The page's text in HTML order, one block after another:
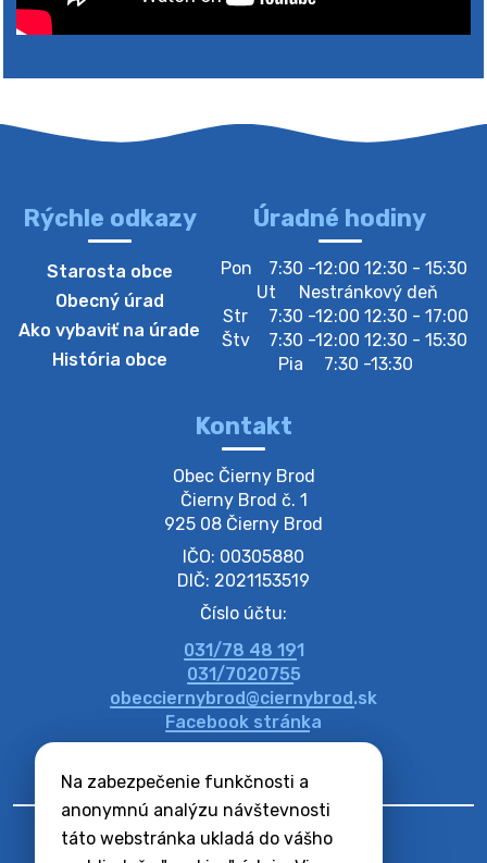
Na zabezpečenie funkčnosti a
anonymnú analýzu návštevnosti
táto webstránka ukladá do vášho
4. augusta 2026 10:05
Zberný dvor-Gyűjtőudvar
Oznamujeme obyvateľom, že v stredu 05. augusta
bude zberný dvor zatvorený. Értesítjük a lakosokat,
hogy szerdán augusztus 05-én a gyűjtőudvar zárva
lesz https://ciernybrod.sk?p=214…
Zber separovaného odpadu plastu-
Szeparált műanya…
Oznamujeme obyvateľom, že v stredu 05. augusta
prebehne zber separovaného odpadu plastu. Prosíme
obyvateľov, aby vrecia s odpadom vyložili pred dom už
večer vopred, nakoľko firma F…
4. augusta 2026 09:51
Oznámenie o plánovanom prerušení dodávky
elektri…
Oznamujeme Vám, že v určitých dňoch bude v
niektorých častiach našej obce plánované prerušenie
distribúcie elektrickej energie. Podrobné informácie o
dátumoch, časoch a dotknutých …
4. augusta 2026 09:48
Rýchle odkazy
Starosta obce
Obecný úrad
Ako vybaviť na úrade
História obce
Úradné hodiny
Pon
7:30 -12:00 12:30 - 15:30
Ut
Nestránkový deň
Str
7:30 -12:00 12:30 - 17:00
Štv
7:30 -12:00 12:30 - 15:30
Pia
7:30 -13:30
Kontakt
Obec Čierny Brod
Čierny Brod č. 1
925 08 Čierny Brod
IČO: 00305880
DIČ: 2021153519
Číslo účtu:
031/78 48 191
031/7020755
obecciernybrod@ciernybrod.sk
Facebook stránka